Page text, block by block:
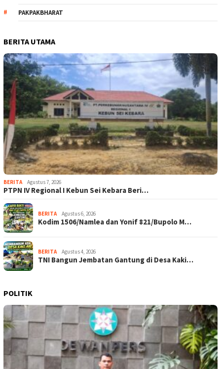
PAKPAKBHARAT
BERITA UTAMA
BERITA Agustus 7, 2026
PTPN IV Regional I Kebun Sei Kebara Beri…
BERITA Agustus 6, 2026
Kodim 1506/Namlea dan Yonif 821/Bupolo M…
BERITA Agustus 4, 2026
TNI Bangun Jembatan Gantung di Desa Kaki…
POLITIK